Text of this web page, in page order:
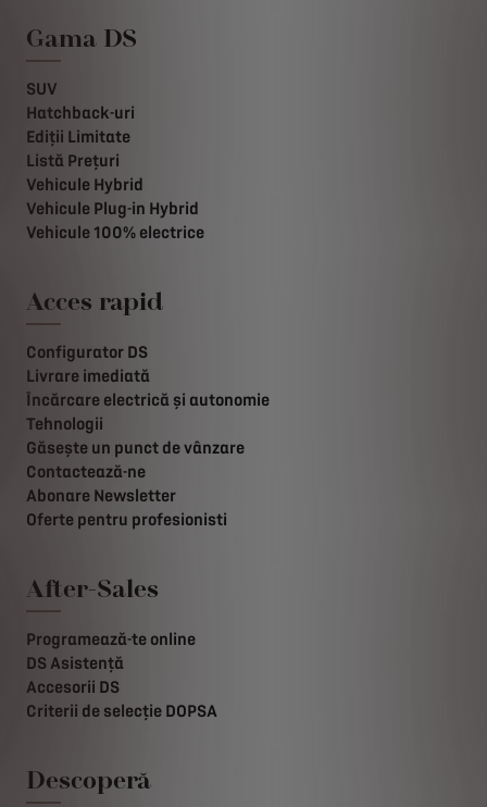
Gama DS
SUV
Hatchback-uri
Ediții Limitate
Listă Prețuri
Vehicule Hybrid
Vehicule Plug-in Hybrid
Vehicule 100% electrice
Acces rapid
Configurator DS
Livrare imediată
Încărcare electrică și autonomie
Tehnologii
Găsește un punct de vânzare
Contactează-ne
Abonare Newsletter
Oferte pentru profesionisti
After-Sales
Programează-te online
DS Asistență
Accesorii DS
Criterii de selecție DOPSA
Descoperă